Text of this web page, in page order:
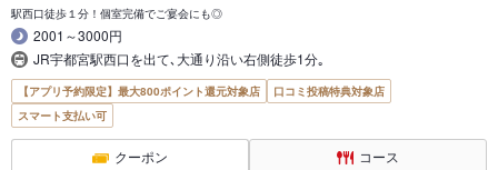
駅西口徒歩１分！個室完備でご宴会にも◎
2001～3000円
JR宇都宮駅西口を出て､大通り沿い右側徒歩1分｡
【アプリ予約限定】最大800ポイント還元対象店
口コミ投稿特典対象店
スマート支払い可
クーポン コース